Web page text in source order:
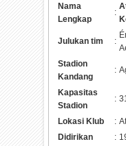
Nama
Lengkap
:
Julukan tim :
Stadion
Kandang
:
Kapasitas
Stadion
:
Lokasi Klub :
Didirikan
: